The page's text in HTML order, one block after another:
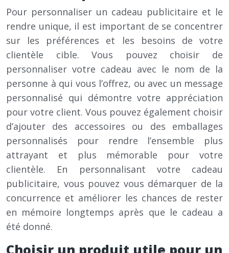
Pour personnaliser un cadeau publicitaire et le
rendre unique, il est important de se concentrer
sur les préférences et les besoins de votre
clientèle cible. Vous pouvez choisir de
personnaliser votre cadeau avec le nom de la
personne à qui vous l’offrez, ou avec un message
personnalisé qui démontre votre appréciation
pour votre client. Vous pouvez également choisir
d’ajouter des accessoires ou des emballages
personnalisés pour rendre l’ensemble plus
attrayant et plus mémorable pour votre
clientèle. En personnalisant votre cadeau
publicitaire, vous pouvez vous démarquer de la
concurrence et améliorer les chances de rester
en mémoire longtemps après que le cadeau a
été donné.
Choisir un produit utile pour un